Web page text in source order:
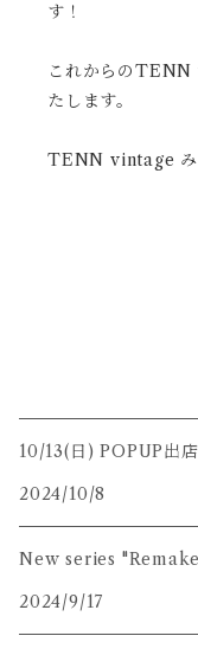
す！
これからのTENN
たします。
TENN vintage み
10/13(日) POPUP出
2024/10/8
New series
2024/9/17